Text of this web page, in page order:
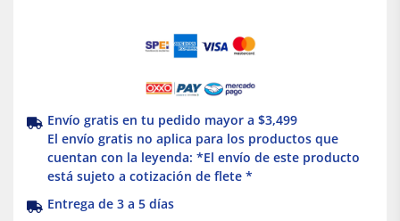
Envío gratis en tu pedido mayor a $3,499
El envío gratis no aplica para los productos que
cuentan con la leyenda: *El envío de este producto
está sujeto a cotización de flete *
Entrega de 3 a 5 días